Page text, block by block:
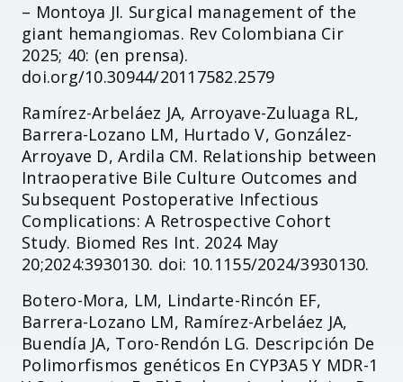
– Montoya JI. Surgical management of the
giant hemangiomas. Rev Colombiana Cir
2025; 40: (en prensa).
doi.org/10.30944/20117582.2579
Ramírez-Arbeláez JA, Arroyave-Zuluaga RL,
Barrera-Lozano LM, Hurtado V, González-
Arroyave D, Ardila CM. Relationship between
Intraoperative Bile Culture Outcomes and
Subsequent Postoperative Infectious
Complications: A Retrospective Cohort
Study. Biomed Res Int. 2024 May
20;2024:3930130. doi: 10.1155/2024/3930130.
Botero-Mora, LM, Lindarte-Rincón EF,
Barrera-Lozano LM, Ramírez-Arbeláez JA,
Buendía JA, Toro-Rendón LG. Descripción De
Polimorfismos genéticos En CYP3A5 Y MDR-1